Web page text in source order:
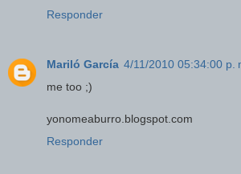
Responder
Mariló García 4/11/2010 05:34:00 p.
me too ;)
yonomeaburro.blogspot.com
Responder